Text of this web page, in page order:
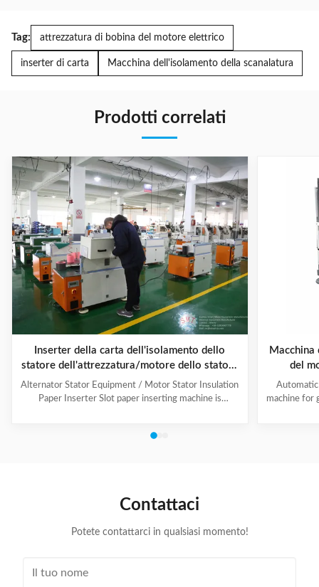
Tag: attrezzatura di bobina del motore elettrico
inserter di carta Macchina dell'isolamento della scanalatura
Prodotti correlati
Inserter della carta dell'isolamento dello
statore dell'attrezzatura/motore dello statore
dell'alternatore di alta efficienza
Alternator Stator Equipment / Motor Stator Insulation
Paper Inserter Slot paper inserting machine is
as paper feeding, forming, folding, inserting and stator
Stator I.D
Macchina
del
machine for
Contattaci
Potete contattarci in qualsiasi momento!